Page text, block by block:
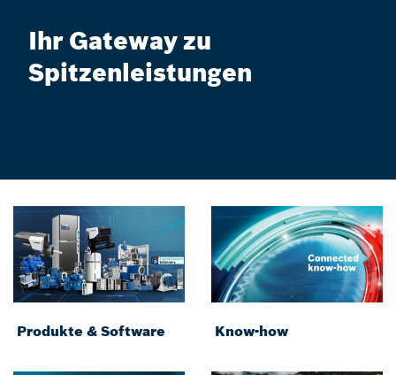
Ihr Gateway zu
Spitzenleistungen
Produkte & Software Know-how